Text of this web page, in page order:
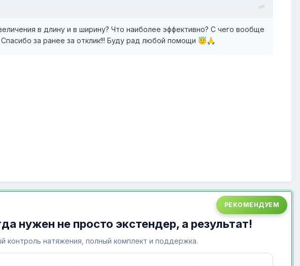
в длину и в ширину? Что наиболее эффективно? С чего вообще
за ранее за отклик!!! Буду рад любой помощи 😇🙏
РЕКОМЕНДУЕМ
нужен не просто экстендер, а результат!
контроль натяжения, полный комплект и поддержка.